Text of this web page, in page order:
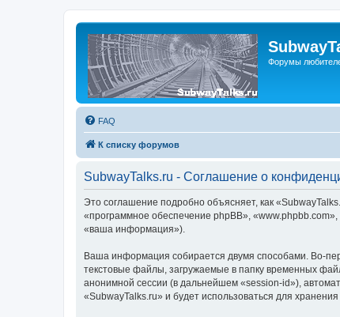
Форумы
FAQ
К списку форумов
SubwayTalks.ru - Соглашение о
Это соглашение подробно объясняет, как
«программное обеспечение phpBB»,
«ваша информация»).
Ваша информация собирается двумя способами. Во-
текстовые файлы, загружаемые в папку временных
анонимной сессии (в дальнейшем «session-id»),
«SubwayTalks.ru» и будет использоваться для